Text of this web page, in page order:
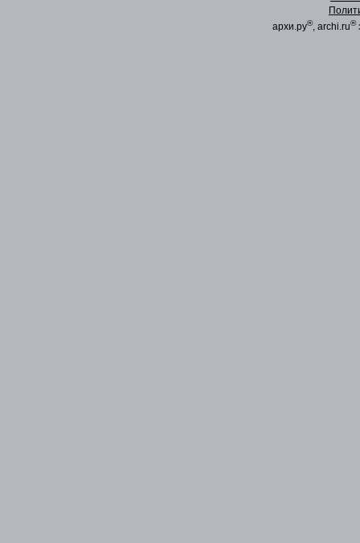
архи.ру®, archi.ru®